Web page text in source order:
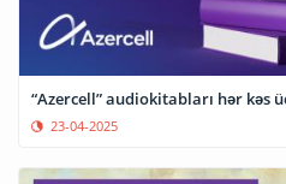
“Azercell” audiokitabları hər kəs
23-04-2025